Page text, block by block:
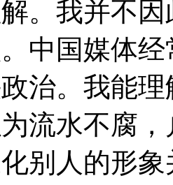
。我并不
中国媒体
治。我能
流水不腐
别人的形